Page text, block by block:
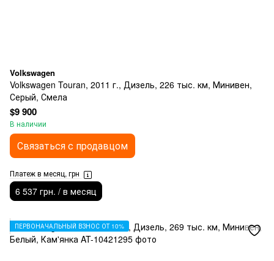
Volkswagen
Volkswagen Touran, 2011 г., Дизель, 226 тыс. км, Минивен,
Серый, Смела
$9 900
В наличии
Связаться с продавцом
Платеж в месяц, грн
6 537 грн. / в месяц
ПЕРВОНАЧАЛЬНЫЙ ВЗНОС ОТ 10%